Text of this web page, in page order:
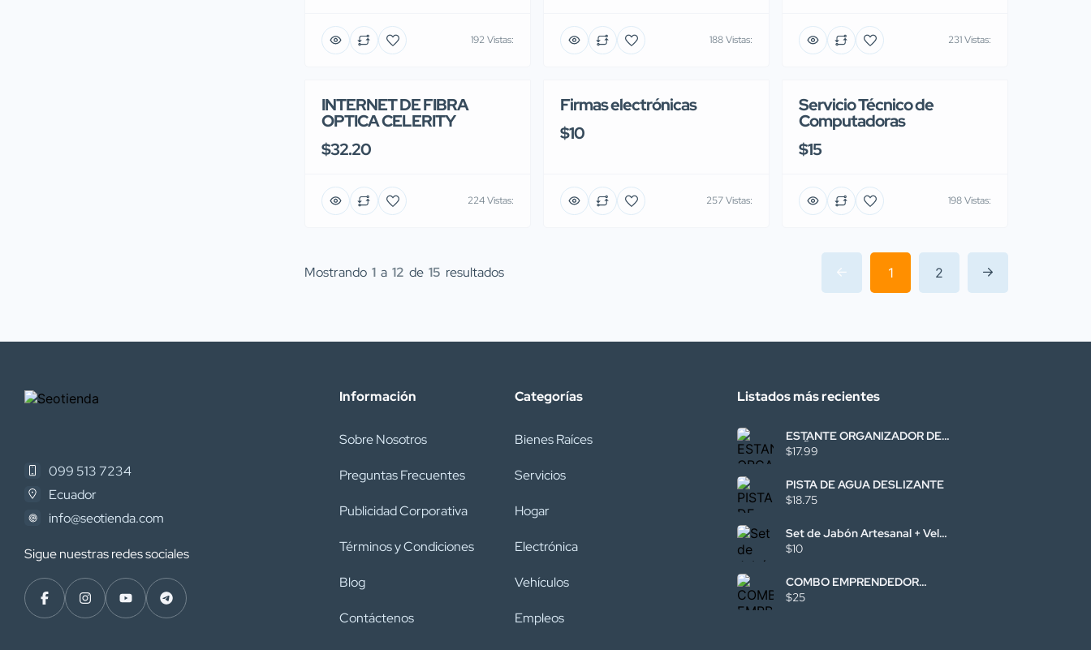
192 Vistas: 188 Vistas: 231 Vistas:
INTERNET DE FIBRA
OPTICA CELERITY
$32.20
224 Vistas:
Firmas electrónicas
$10
257 Vistas:
Servicio Técnico de
Computadoras
$15
198 Vistas:
Mostrando 1 a 12 de 15 resultados 1 2
099 513 7234
Ecuador
info@seotienda.com
Sigue nuestras redes sociales
Información
Sobre Nosotros
Preguntas Frecuentes
Publicidad Corporativa
Términos y Condiciones
Blog
Contáctenos
Categorías
Bienes Raíces
Servicios
Hogar
Electrónica
Vehículos
Empleos
Listados más recientes
ESTANTE ORGANIZADOR DE
BAÑO
$17.99
PISTA DE AGUA DESLIZANTE
$18.75
Set de Jabón Artesanal + Vela
por San Valentín
$10
COMBO EMPRENDEDOR
SKINCARE FACIAL
$25